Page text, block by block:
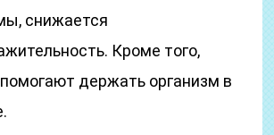
снижается
Кроме того,
держать организм в